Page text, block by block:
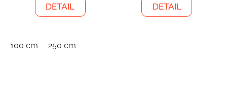
DETAIL
100 cm 250 cm
DETAIL